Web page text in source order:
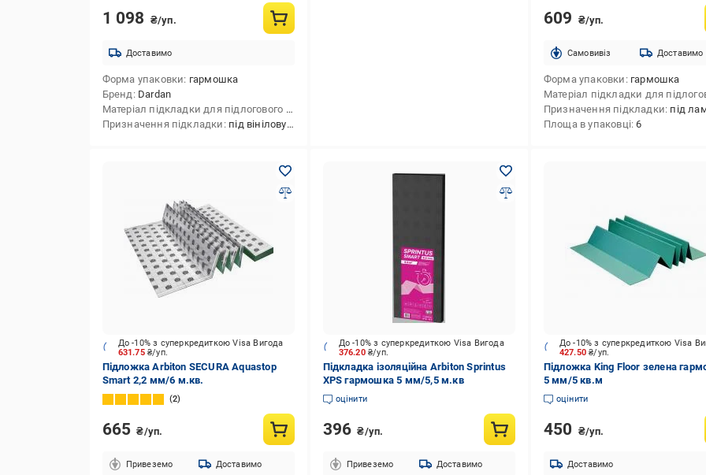
1 098 ₴/уп.
Доставимо
Форма упаковки гармошка
Бренд Dardan
Матеріал підкладки для підлогового покриття
Призначення підкладки під вінілову підлогу,під ламінат
609 ₴/уп.
Cамовивіз Доставимо
Форма упаковки гармошка
Призначення підкладки під ламінат,під
Площа в упаковці 6
631.75 ₴/уп.
До -10% з суперкредиткою Visa Вигода
Підложка Arbiton SECURA Aquastop
Smart 2,2 мм/6 м.кв.
2
665 ₴/уп.
Привеземо Доставимо
376.20₴/уп.
До -10% з суперкредиткою Visa Вигода
Підкладка ізоляційна Arbiton Sprintus
XPS гармошка 5 мм/5,5 м.кв
оцінити
396 ₴/уп.
Привеземо Доставимо
427.50₴/уп.
До -10% з суперкредиткою Visa
Підложка King Floor зелена
5 мм/5 кв.м
оцінити
450 ₴/уп.
Доставимо